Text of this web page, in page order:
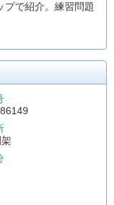
プで紹介。練習問題